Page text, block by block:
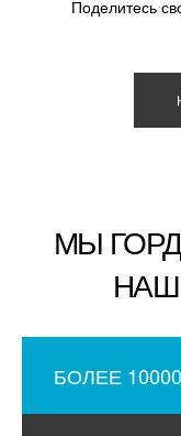
Поделитесь
МЫ
БОЛЕЕ